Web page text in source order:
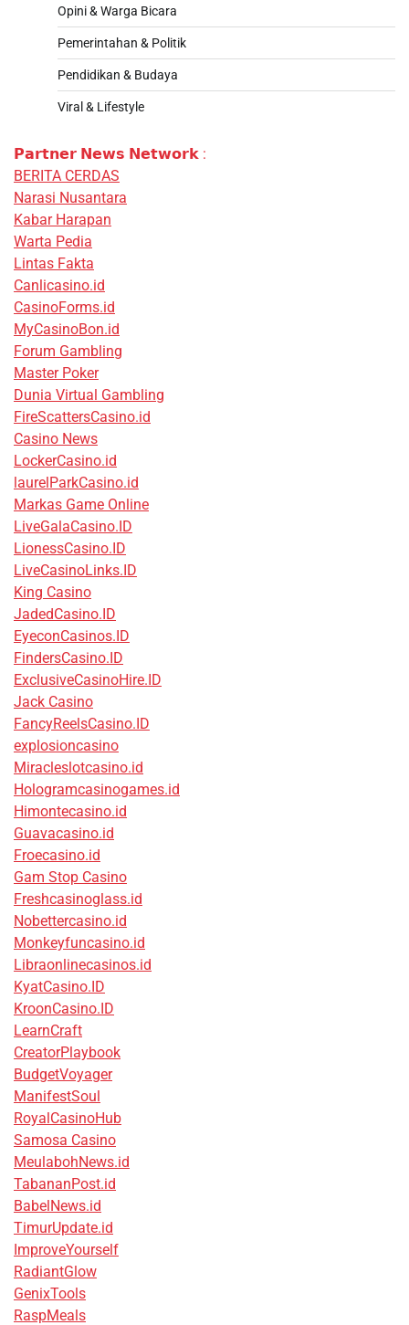
Opini & Warga Bicara
Pemerintahan & Politik
Pendidikan & Budaya
Viral & Lifestyle
𝗣𝗮𝗿𝘁𝗻𝗲𝗿 𝗡𝗲𝘄𝘀 𝗡𝗲𝘁𝘄𝗼𝗿𝗸 :
BERITA CERDAS
Narasi Nusantara
Kabar Harapan
Warta Pedia
Lintas Fakta
Canlicasino.id
CasinoForms.id
MyCasinoBon.id
Forum Gambling
Master Poker
Dunia Virtual Gambling
FireScattersCasino.id
Casino News
LockerCasino.id
laurelParkCasino.id
Markas Game Online
LiveGalaCasino.ID
LionessCasino.ID
LiveCasinoLinks.ID
King Casino
JadedCasino.ID
EyeconCasinos.ID
FindersCasino.ID
ExclusiveCasinoHire.ID
Jack Casino
FancyReelsCasino.ID
explosioncasino
Miracleslotcasino.id
Hologramcasinogames.id
Himontecasino.id
Guavacasino.id
Froecasino.id
Gam Stop Casino
Freshcasinoglass.id
Nobettercasino.id
Monkeyfuncasino.id
Libraonlinecasinos.id
KyatCasino.ID
KroonCasino.ID
LearnCraft
CreatorPlaybook
BudgetVoyager
ManifestSoul
RoyalCasinoHub
Samosa Casino
MeulabohNews.id
TabananPost.id
BabelNews.id
TimurUpdate.id
ImproveYourself
RadiantGlow
GenixTools
RaspMeals